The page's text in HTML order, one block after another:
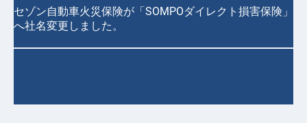
セゾン自動車火災保険が「SOMPOダイレクト損害保険」
へ社名変更しました。